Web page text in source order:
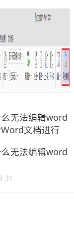
无法编辑word
文档进行
无法编辑word
31